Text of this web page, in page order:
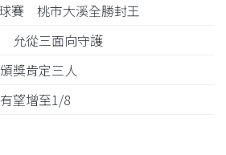
賽 桃市大溪全勝封王
允從三面向守護
獎肯定三人
望增至1/8